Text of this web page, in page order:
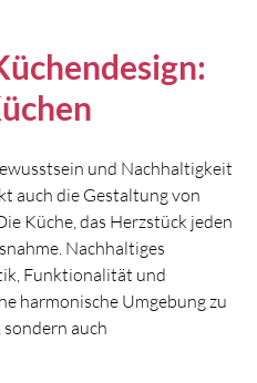
und Nachhaltigkeit
auch die Gestaltung von
Küche, das Herzstück jeden
Nachhaltiges
Funktionalität und
harmonische Umgebung zu
auch